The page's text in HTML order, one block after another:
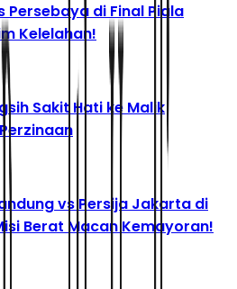
Persebaya di Final Piala
Kelelahan!
Sakit Hati ke Malik
vs Persija Jakarta di
Berat Macan Kemayoran!